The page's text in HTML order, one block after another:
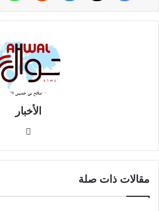
الأخبار
الوي
مقالات ذات صلة